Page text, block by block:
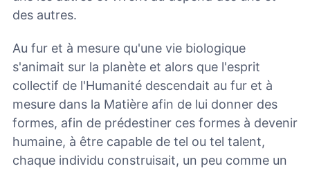
des autres.
Au fur et à mesure qu'une vie biologique
s'animait sur la planète et alors que l'esprit
collectif de l'Humanité descendait au fur et à
mesure dans la Matière afin de lui donner des
formes, afin de prédestiner ces formes à devenir
humaine, à être capable de tel ou tel talent,
chaque individu construisait, un peu comme un